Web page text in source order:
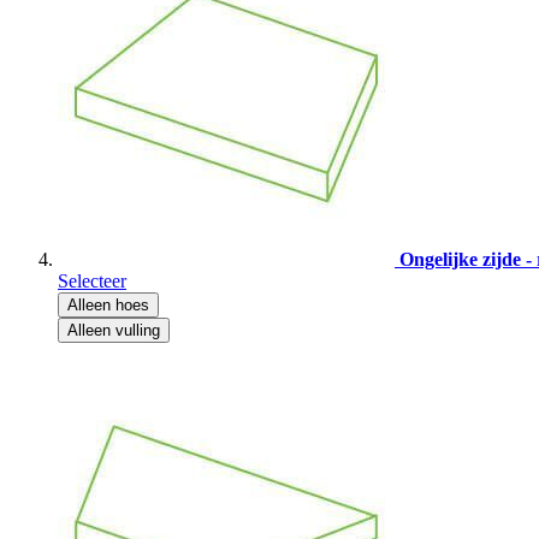
Ongelijke zijde -
Selecteer
Alleen hoes
Alleen vulling